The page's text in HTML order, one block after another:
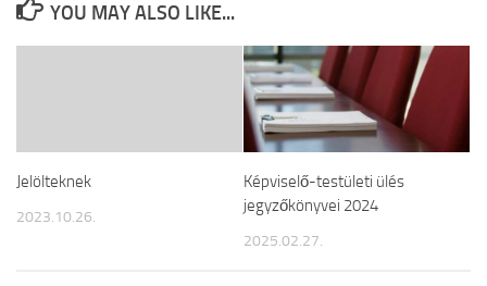
YOU MAY ALSO LIKE...
Jelölteknek
2023.10.26.
Képviselő-testületi ülés
jegyzőkönyvei 2024
2025.02.27.